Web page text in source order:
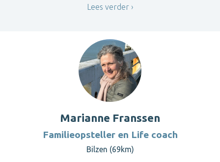
Lees verder
Marianne Franssen
Familieopsteller en Life coach
Bilzen (69km)